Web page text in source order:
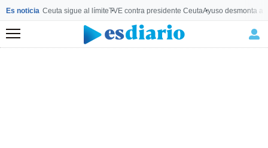
Es noticia Ceuta sigue al límiteTVE contra presidente CeutaAyuso desmonta a
Menú